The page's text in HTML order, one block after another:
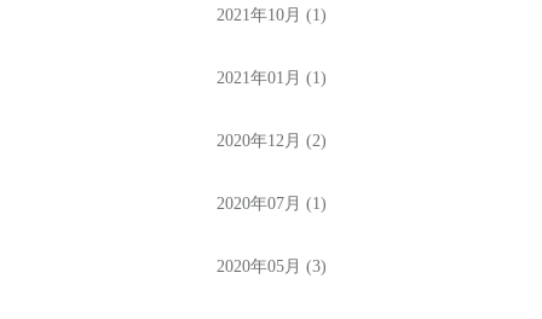
2021年10月 (1)
2021年01月 (1)
2020年12月 (2)
2020年07月 (1)
2020年05月 (3)